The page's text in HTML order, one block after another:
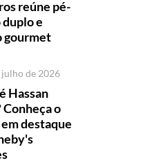
reúne pé-
e
gourmet
julho de 2026
Hassan
Conheça o
destaque